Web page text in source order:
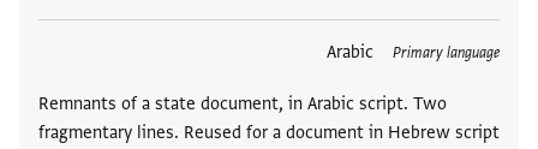
Primary language
Arabic
Remnants of a state document, in Arabic script. Two
fragmentary lines. Reused for a document in Hebrew script